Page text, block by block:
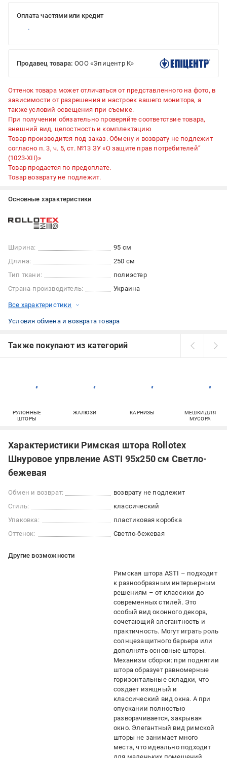
Оплата частями или кредит
Продавец товара: ООО «Эпицентр К»
Оттенок товара может отличаться от представленного на фото, в
зависимости от разрешения и настроек вашего монитора, а
также условий освещения при съемке.
При получении обязательно проверяйте соответствие товара,
внешний вид, целостность и комплектацию
Товар производится под заказ. Обмену и возврату не подлежит
согласно п. 3, ч. 5, ст. №13 ЗУ «О защите прав потребителей”
(1023-XII)»
Товар продается по предоплате.
Товар возврату не подлежит.
Основные характеристики
Ширина:
95 см
Длина:
250 см
Тип ткани:
полиэстер
Страна-производитель:
Украина
Все характеристики
Условия обмена и возврата товара
Также покупают из категорий
РУЛОННЫЕ
ШТОРЫ
ЖАЛЮЗИ КАРНИЗЫ
МЕШКИ ДЛЯ
МУСОРА
Характеристики Римская штора Rollotex
Шнуровое упрвление ASTI 95x250 см Светло-
бежевая
Обмен и возврат:
возврату не подлежит
Стиль:
классический
Упаковка:
пластиковая коробка
Оттенок:
Светло-бежевая
Другие возможности
Римская штора ASTI – подходит
к разнообразным интерьерным
решениям – от классики до
современных стилей. Это
особый вид оконного декора,
сочетающий элегантность и
практичность. Могут играть роль
солнцезащитного барьера или
дополнять основные шторы.
Механизм сборки: при поднятии
штора образует равномерные
горизонтальные складки, что
создает изящный и
классический вид окна. А при
опускании полностью
разворачивается, закрывая
окно. Элегантный вид римской
шторы не занимает много
места, что идеально подходит